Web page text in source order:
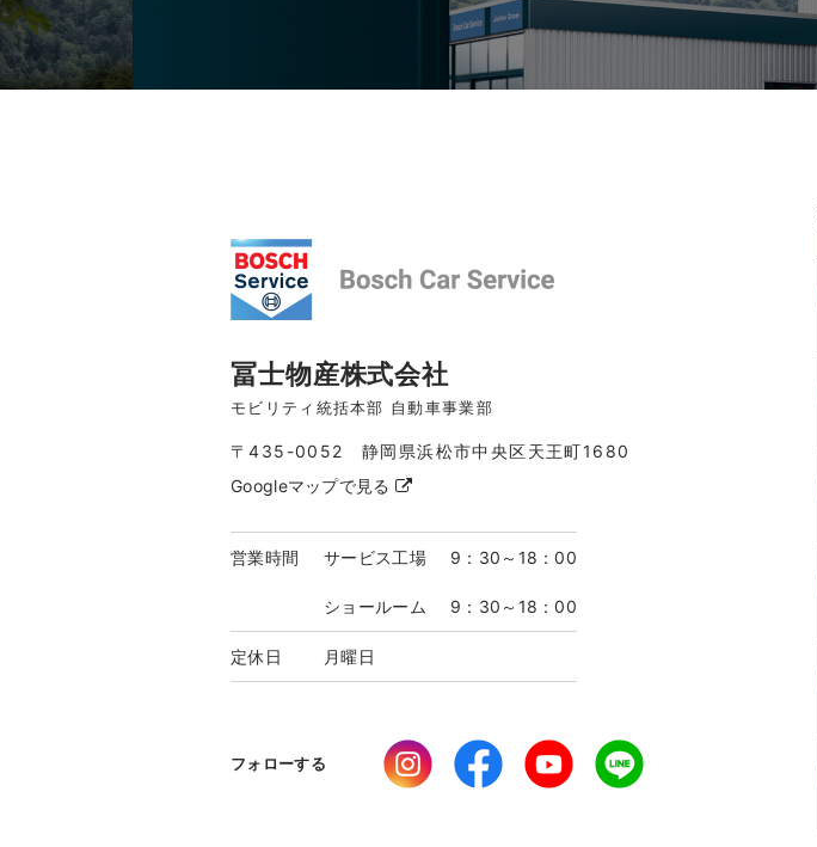
冨士物産株式会社
モビリティ統括本部 自動車事業部
〒435-0052 静岡県浜松市中央区天王町1680
Googleマップで見る
営業時間 サービス工場 9：30～18：00
ショールーム 9：30～18：00
定休日 月曜日
フォローする